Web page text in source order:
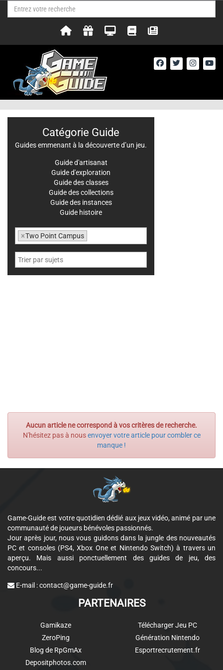
Aucun article ne correspond à vos critères de recherche.
N'hésitez pas à nousenvoyer votre article pour combler ce
manque !
Catégorie Guide
Guides emmenant à la découverte d’un jeu.
Guide d'artisanat
Guide d'exploration
Guide des classes
Guide des collections
Guide des instances
Guide histoire
×Two Point Campus
Game-Guide est votre quotidien dédié aux jeux vidéo, animé par une
communauté de joueurs bénévoles passionnés.
Jour après jour, nous vous guidons dans la jungle des nouveautés
PC et consoles (PS4, Xbox One et Nintendo Switch) à travers un
aperçu. Mais aussi ponctuellement des guides de jeu, des
concours...
E-mail :contact@game-guide.fr
PARTENAIRES
Gamikaze
ZeroPing
Blog de RpGmAx
Depositphotos.com
Télécharger Jeu PC
Génération Nintendo
Esportrecrutement.fr